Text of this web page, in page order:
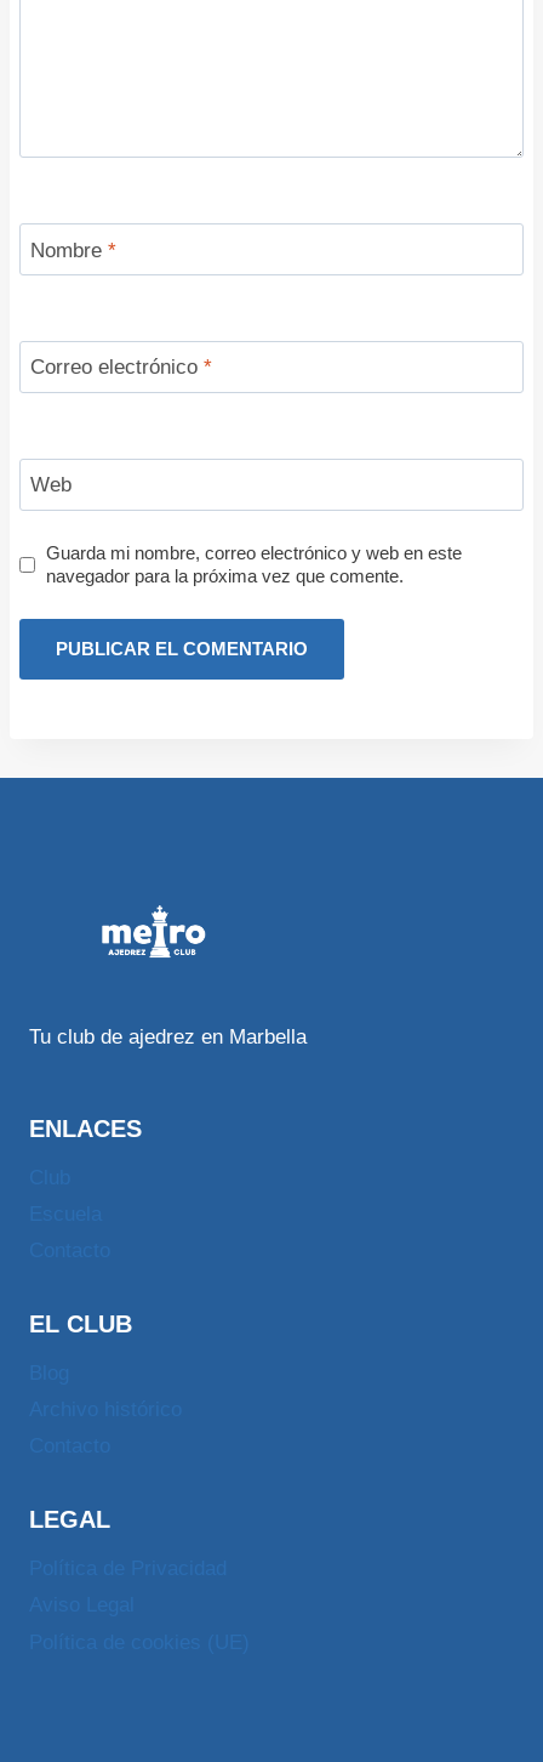
Nombre *
Correo electrónico *
Web
Guarda mi nombre, correo electrónico y web en este
navegador para la próxima vez que comente.
Tu club de ajedrez en Marbella
ENLACES
EL CLUB
LEGAL